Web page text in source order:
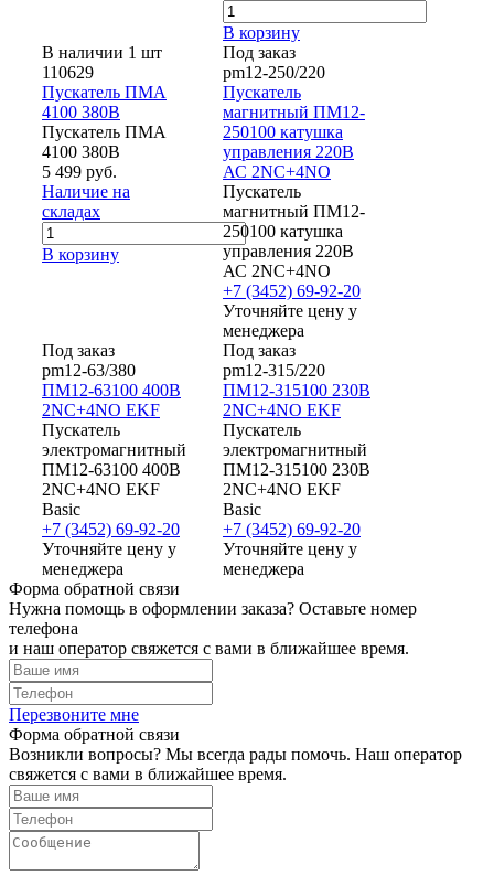
В корзину
В наличии 1 шт
110629
Пускатель ПМА
4100 380В
Пускатель ПМА
4100 380В
5 499 руб.
Наличие на
складах
В корзину
Под заказ
pm12-250/220
Пускатель
магнитный ПМ12-
250100 катушка
управления 220В
АС 2NC+4NO
Пускатель
магнитный ПМ12-
250100 катушка
управления 220В
АС 2NC+4NO
+7 (3452) 69-92-20
Уточняйте цену у
менеджера
Под заказ
pm12-63/380
ПМ12-63100 400В
2NC+4NO EKF
Пускатель
электромагнитный
ПМ12-63100 400В
2NC+4NO EKF
Basic
+7 (3452) 69-92-20
Уточняйте цену у
менеджера
Под заказ
pm12-315/220
ПМ12-315100 230В
2NC+4NO EKF
Пускатель
электромагнитный
ПМ12-315100 230В
2NC+4NO EKF
Basic
+7 (3452) 69-92-20
Уточняйте цену у
менеджера
Форма обратной связи
Нужна помощь в оформлении заказа? Оставьте номер
телефона
и наш оператор свяжется с вами в ближайшее время.
Перезвоните мне
Форма обратной связи
Возникли вопросы? Мы всегда рады помочь. Наш оператор
свяжется с вами в ближайшее время.